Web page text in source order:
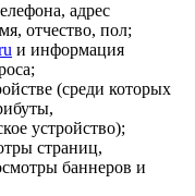
адрес
отчество, пол;
и информация
(среди которых
устройство);
страниц,
баннеров и